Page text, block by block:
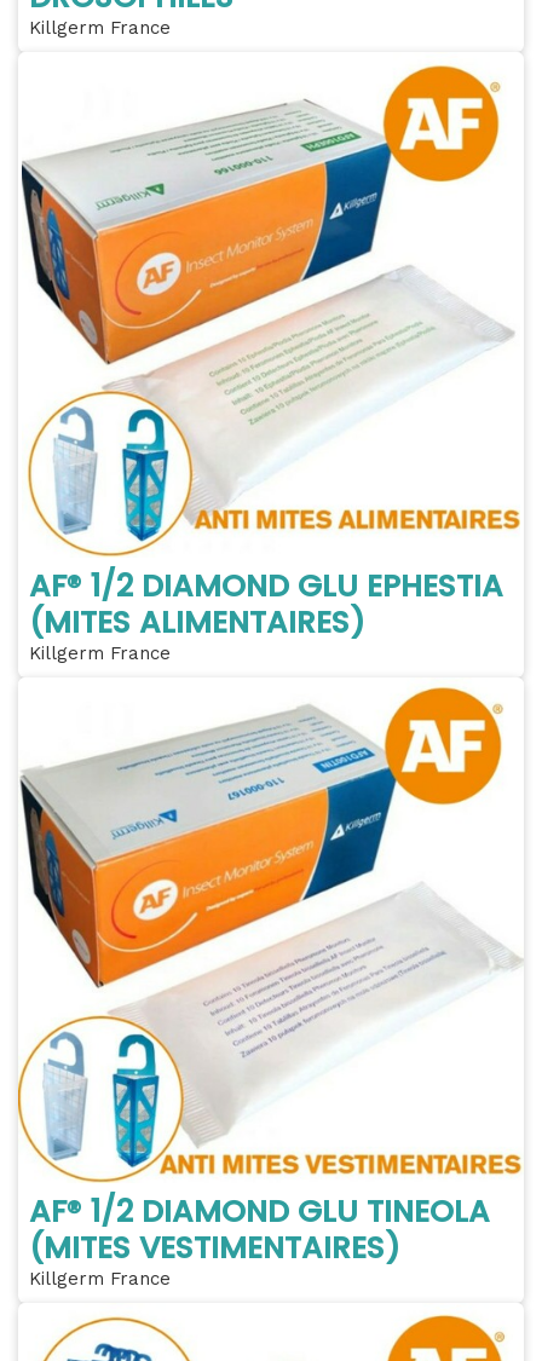
Killgerm France
AF® 1/2 DIAMOND GLU EPHESTIA
(MITES ALIMENTAIRES)
Killgerm France
AF® 1/2 DIAMOND GLU TINEOLA
(MITES VESTIMENTAIRES)
Killgerm France